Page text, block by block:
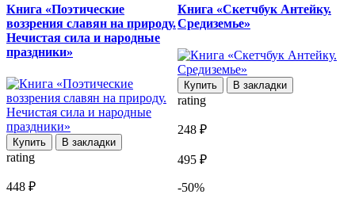
Книга «Поэтические
воззрения славян на природу.
Нечистая сила и народные
праздники»
Купить В закладки
rating
448 ₽
Книга «Скетчбук Антейку.
Средиземье»
Купить В закладки
rating
248 ₽
495 ₽
-50%